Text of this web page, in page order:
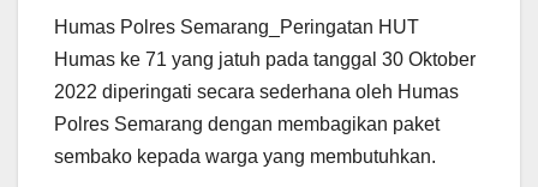
Humas Polres Semarang_Peringatan HUT
Humas ke 71 yang jatuh pada tanggal 30 Oktober
2022 diperingati secara sederhana oleh Humas
Polres Semarang dengan membagikan paket
sembako kepada warga yang membutuhkan.